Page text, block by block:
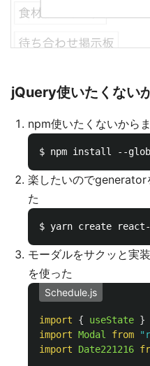
jQuery使いたくない
npm使いたくないから
楽したいのでgenerator
た
モーダルをサクッと実
を使った
Schedule.js
import { useState }
import Modal from "
import
Date221216